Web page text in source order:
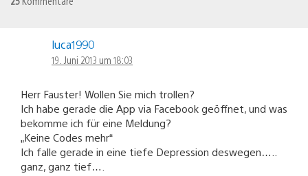
luca1990
19. Juni 2013 um 18:03
Herr Fauster! Wollen Sie mich trollen?
Ich habe gerade die App via Facebook geöffnet, und was
bekomme ich für eine Meldung?
„Keine Codes mehr“
Ich falle gerade in eine tiefe Depression deswegen…..
ganz, ganz tief….